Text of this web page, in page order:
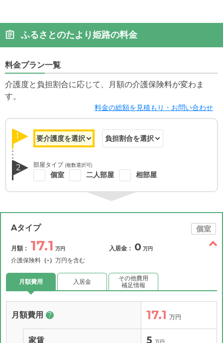
ふるさとのたより姫路の料金
料金プラン一覧
介護度と負担割合に応じて、月額の介護保険料が変わま
す。
料金の総額を見積もり・お問い合わせ
1
2 部屋タイプ (複数選択可)
個室 二人部屋 相部屋
Aタイプ 個室
月額： 17.1 万円
介護保険料 （-） 万円を含む
入居金： 0 万円
月額費用 入居金
その他費用
補足情報
月額費用 ? 17.1 万円
家賃 5 万円